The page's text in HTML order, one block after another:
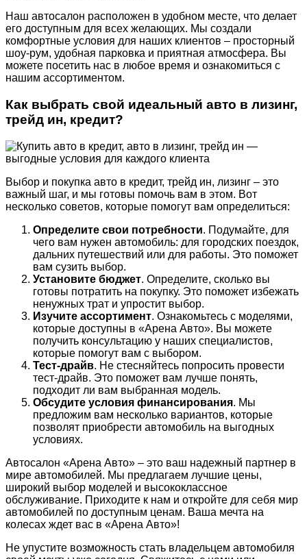
Наш автосалон расположен в удобном месте, что делает
его доступным для всех желающих. Мы создали
комфортные условия для наших клиентов – просторный
шоу-рум, удобная парковка и приятная атмосфера. Вы
можете посетить нас в любое время и ознакомиться с
нашим ассортиментом.
Как выбрать свой идеальный авто в лизинг,
трейд ин, кредит?
Выбор и покупка авто в кредит, трейд ин, лизинг – это
важный шаг, и мы готовы помочь вам в этом. Вот
несколько советов, которые помогут вам определиться:
Определите свои потребности. Подумайте, для
чего вам нужен автомобиль: для городских поездок,
дальних путешествий или для работы. Это поможет
вам сузить выбор.
Установите бюджет. Определите, сколько вы
готовы потратить на покупку. Это поможет избежать
ненужных трат и упростит выбор.
Изучите ассортимент. Ознакомьтесь с моделями,
которые доступны в «Арена Авто». Вы можете
получить консультацию у наших специалистов,
которые помогут вам с выбором.
Тест-драйв. Не стесняйтесь попросить провести
тест-драйв. Это поможет вам лучше понять,
подходит ли вам выбранная модель.
Обсудите условия финансирования. Мы
предложим вам несколько вариантов, которые
позволят приобрести автомобиль на выгодных
условиях.
Автосалон «Арена Авто» – это ваш надежный партнер в
мире автомобилей. Мы предлагаем лучшие цены,
широкий выбор моделей и высококлассное
обслуживание. Приходите к нам и откройте для себя мир
автомобилей по доступным ценам. Ваша мечта на
колесах ждет вас в «Арена Авто»!
Не упустите возможность стать владельцем автомобиля